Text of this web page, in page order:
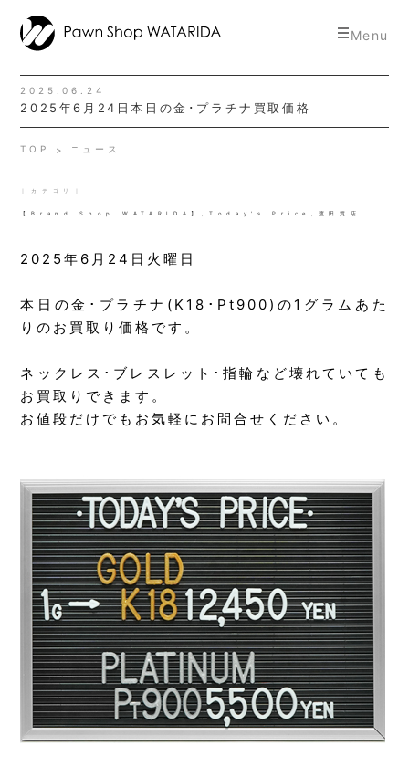
toggle
Menu
2025.06.24
2025年6月24日本日の金･プラチナ買取価格
TOP ニュース
｜カテゴリ｜
【Brand Shop WATARIDA】 Today's Price 渡田質店
2025年6月24日火曜日
本日の金･プラチナ(K18･Pt900)の1グラムあた
りのお買取り価格です。
ネックレス･ブレスレット･指輪など壊れていても
お買取りできます。
お値段だけでもお気軽にお問合せください。